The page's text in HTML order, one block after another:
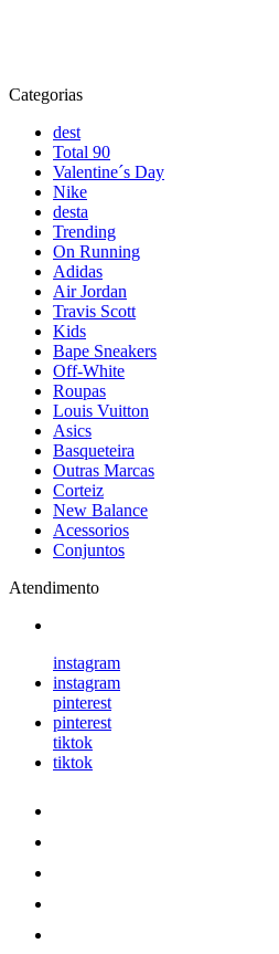
Categorias
dest
Total 90
Valentine´s Day
Nike
desta
Trending
On Running
Adidas
Air Jordan
Travis Scott
Kids
Bape Sneakers
Off-White
Roupas
Louis Vuitton
Asics
Basqueteira
Outras Marcas
Corteiz
New Balance
Acessorios
Conjuntos
Atendimento
instagram
instagram
pinterest
pinterest
tiktok
tiktok